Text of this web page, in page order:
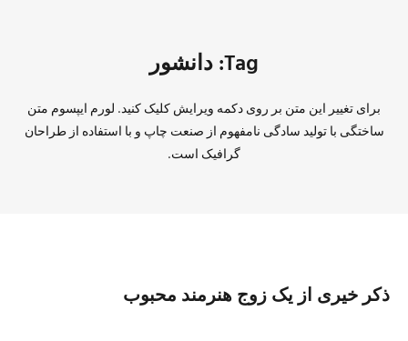
Tag: دانشور
برای تغییر این متن بر روی دکمه ویرایش کلیک کنید. لورم ایپسوم متن
ساختگی با تولید سادگی نامفهوم از صنعت چاپ و با استفاده از طراحان
گرافیک است.
ذکر خیری از یک زوج هنرمند محبوب